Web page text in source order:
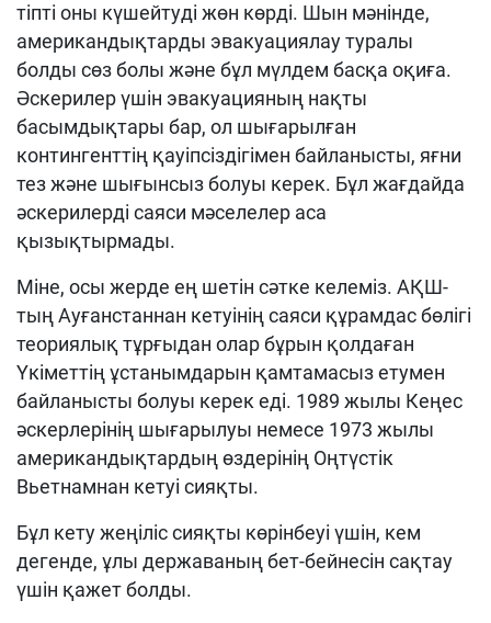
тіпті оны күшейтуді жөн көрді. Шын мәнінде,
американдықтарды эвакуациялау туралы
болды сөз болы және бұл мүлдем басқа оқиға.
Әскерилер үшін эвакуацияның нақты
басымдықтары бар, ол шығарылған
контингенттің қауіпсіздігімен байланысты, яғни
тез және шығынсыз болуы керек. Бұл жағдайда
әскерилерді саяси мәселелер аса
қызықтырмады.
Міне, осы жерде ең шетін сәтке келеміз. АҚШ-
тың Ауғанстаннан кетуінің саяси құрамдас бөлігі
теориялық тұрғыдан олар бұрын қолдаған
Үкіметтің ұстанымдарын қамтамасыз етумен
байланысты болуы керек еді. 1989 жылы Кеңес
әскерлерінің шығарылуы немесе 1973 жылы
американдықтардың өздерінің Оңтүстік
Вьетнамнан кетуі сияқты.
Бұл кету жеңіліс сияқты көрінбеуі үшін, кем
дегенде, ұлы державаның бет-бейнесін сақтау
үшін қажет болды.